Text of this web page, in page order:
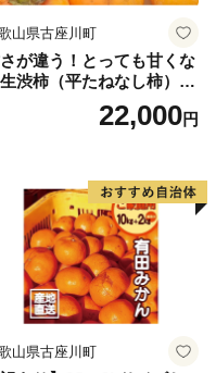
山県古座川町
が違う！とっても甘くな
渋柿（平たねなし柿）吊
プ付約4.5～5kg 約24～30
22,000円
山県古座川町